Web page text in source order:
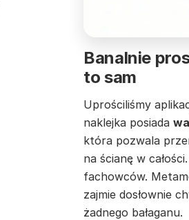
Banalnie
to sam
Uprościliśmy
naklejka posiada
która pozwala
na ścianę w
fachowców.
zajmie dosłownie
żadnego bałaganu.